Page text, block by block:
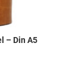
– Din A5